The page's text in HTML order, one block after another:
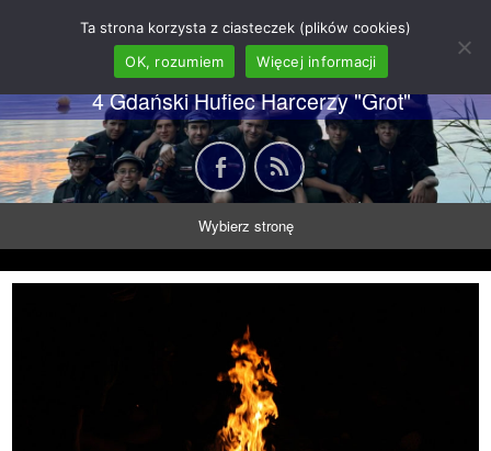
62 GDH "Orkan" im. gen.
Stanisława Sosabowskiego
4 Gdański Hufiec Harcerzy "Grot"
Wybierz stronę
Ta strona korzysta z ciasteczek (plików cookies)
OK, rozumiem
Więcej informacji